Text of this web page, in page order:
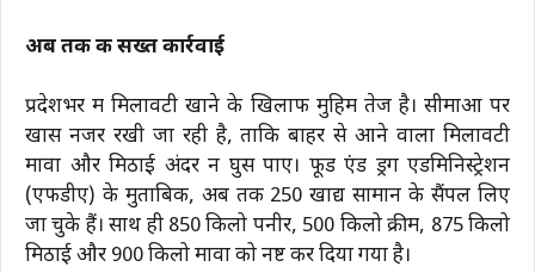
अब तक की सख्त कार्रवाई
प्रदेशभर में मिलावटी खाने के खिलाफ मुहिम तेज है। सीमाओं पर
खास नजर रखी जा रही है, ताकि बाहर से आने वाला मिलावटी
मावा और मिठाई अंदर न घुस पाए। फूड एंड ड्रग एडमिनिस्ट्रेशन
(एफडीए) के मुताबिक, अब तक 250 खाद्य सामान के सैंपल लिए
जा चुके हैं। साथ ही 850 किलो पनीर, 500 किलो क्रीम, 875 किलो
मिठाई और 900 किलो मावा को नष्ट कर दिया गया है।